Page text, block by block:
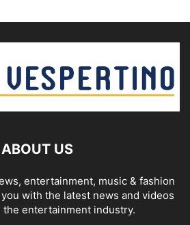
ABOUT US
entertainment, music & fashion
with the latest news and videos
the entertainment industry.